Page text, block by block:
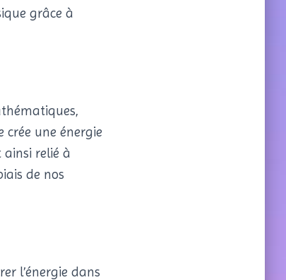
grâce à
crée une énergie
ainsi relié à
de nos
l’énergie dans